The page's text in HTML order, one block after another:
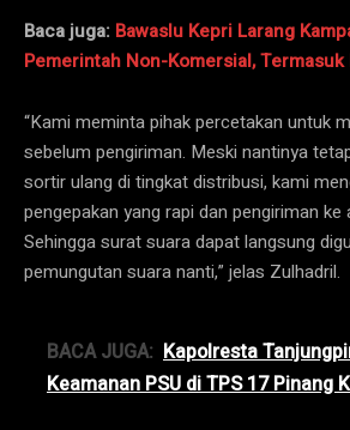
Baca juga: Bawaslu Kepri Larang
Pemerintah Non-Komersial,
“Kami meminta pihak percetakan untuk
sebelum pengiriman. Meski nantinya
sortir ulang di tingkat distribusi, kami
pengepakan yang rapi dan pengiriman
Sehingga surat suara dapat langsung
pemungutan suara nanti,” jelas Zulhadril.
BACA JUGA: Kapolresta
Keamanan PSU di TPS 17 Pinang